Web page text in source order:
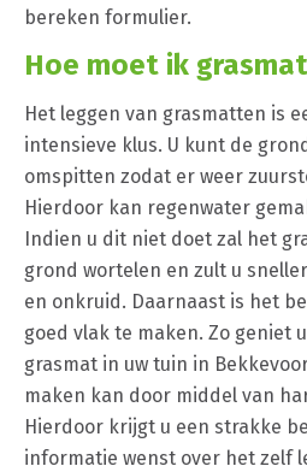
bereken formulier.
Hoe moet ik
Het leggen van grasmatten is
intensieve klus. U kunt de
omspitten zodat er weer
Hierdoor kan regenwater
Indien u dit niet doet zal het
grond wortelen en zult u
en onkruid. Daarnaast is het
goed vlak te maken. Zo geniet
grasmat in uw tuin in
maken kan door middel van
Hierdoor krijgt u een strakke
informatie wenst over het zelf